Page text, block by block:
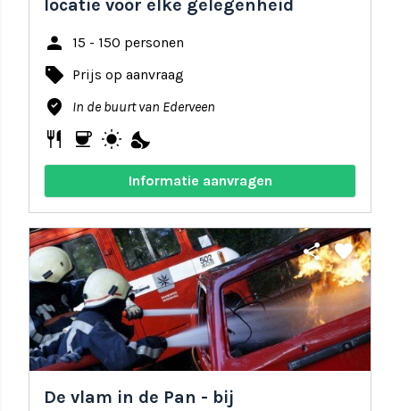
locatie voor elke gelegenheid
person 15 - 150 personen
local_offer Prijs op aanvraag
where_to_vote In de buurt van Ederveen
restaurant coffee wb_sunny nights_stay
Informatie aanvragen
share favorite
De vlam in de Pan - bij